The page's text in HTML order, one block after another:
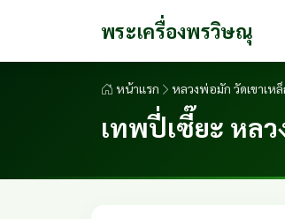
พระเครื่องพรวิษณุ
หน้าแรก หลวงพ่อมัก วัดเขาเห
เทพปี่เซี๊ยะ หลว